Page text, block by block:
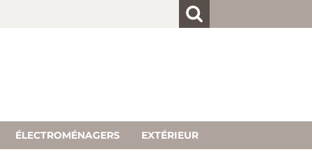
inscrit
ÉLECTROMÉNAGERS EXTÉRIEUR